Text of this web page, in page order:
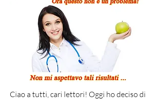
Ciao a tutti, cari lettori! Oggi ho deciso di